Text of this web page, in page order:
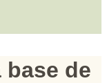
base de